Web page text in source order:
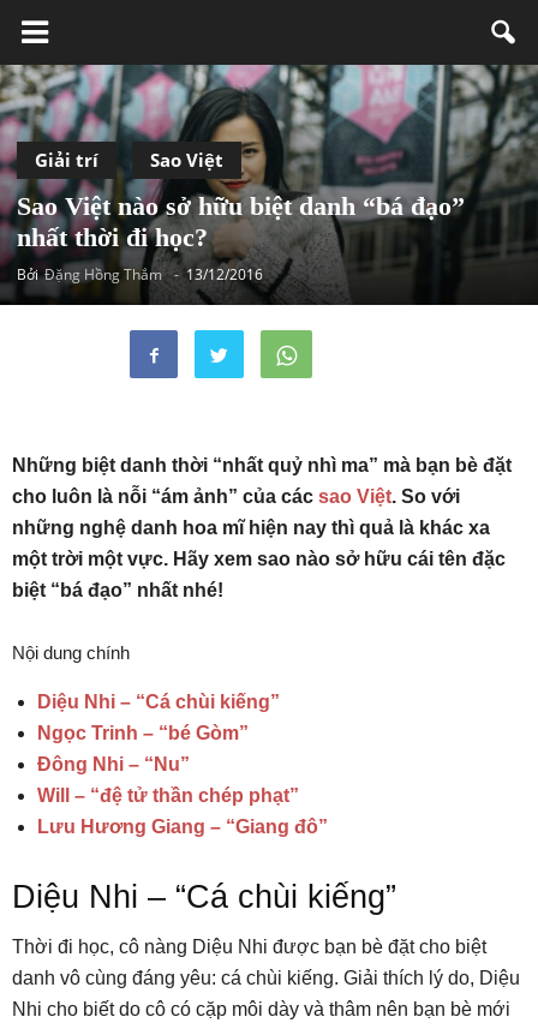
Giải trí Sao Việt
Sao Việt nào sở hữu biệt danh “bá đạo”
nhất thời đi học?
BởiĐặng Hồng Thắm - 13/12/2016
Những biệt danh thời “nhất quỷ nhì ma” mà bạn bè đặt
cho luôn là nỗi “ám ảnh” của các sao Việt. So với
những nghệ danh hoa mĩ hiện nay thì quả là khác xa
một trời một vực. Hãy xem sao nào sở hữu cái tên đặc
biệt “bá đạo” nhất nhé!
Nội dung chính
Diệu Nhi – “Cá chùi kiếng”
Ngọc Trinh – “bé Gòm”
Đông Nhi – “Nu”
Will – “đệ tử thần chép phạt”
Lưu Hương Giang – “Giang đô”
Diệu Nhi – “Cá chùi kiếng”
Thời đi học, cô nàng Diệu Nhi được bạn bè đặt cho biệt
danh vô cùng đáng yêu: cá chùi kiếng. Giải thích lý do, Diệu
Nhi cho biết do cô có cặp môi dày và thâm nên bạn bè mới